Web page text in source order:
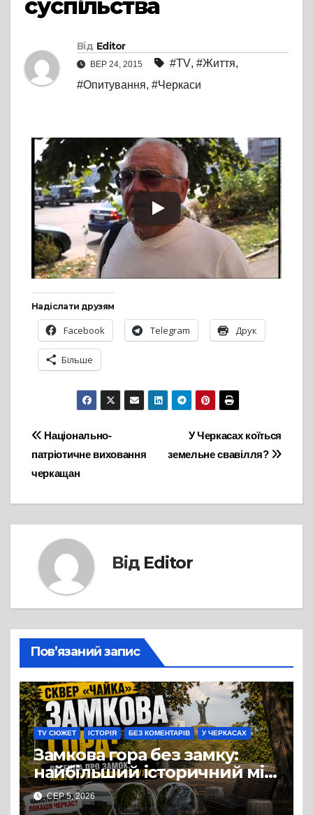
суспільства
Від Editor
ВЕР 24, 2015 #TV, #Життя,
#Опитування, #Черкаси
Надіслати друзям
Facebook Telegram Друк
Більше
Навігація
записів
У Черкасах коїться
земельне свавілля?
Національно-
патріотичне виховання
черкащан
Від Editor
Пов’язаний запис
TV СЮЖЕТ ІСТОРІЯ БЕЗ КОМЕНТАРІВ У ЧЕРКАСАХ
Замкова гора без замку:
найбільший історичний міф
Черкас
СЕР 5, 2026